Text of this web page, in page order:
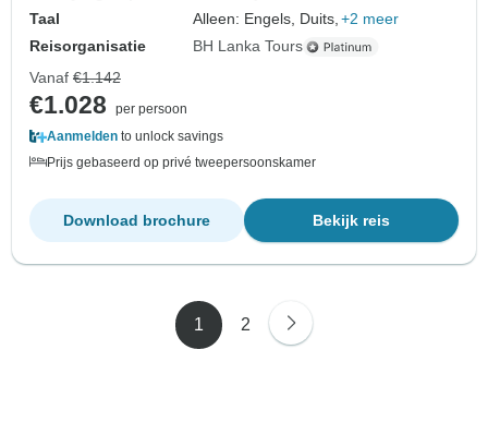
Taal
Alleen: Engels, Duits, +2 meer
Reisorganisatie
BH Lanka Tours
Vanaf €1.142
€1.028
per persoon
Aanmelden to unlock savings
Prijs gebaseerd op privé tweepersoonskamer
Bekijk reis
Download brochure
1 2